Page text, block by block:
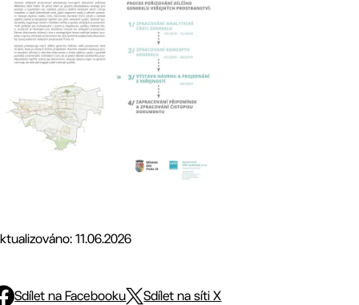
11.06.2026
Sdílet na Facebooku Sdílet na síti X